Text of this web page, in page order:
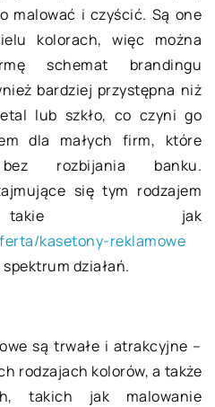
malować i czyścić. Są one
kolorach, więc można
schemat brandingu
bardziej przystępna niż
lub szkło, co czyni go
dla małych firm, które
rozbijania banku.
się tym rodzajem
jak
kasetony-reklamowe
działań.
są trwałe i atrakcyjne –
rodzajach kolorów, a także
takich jak malowanie